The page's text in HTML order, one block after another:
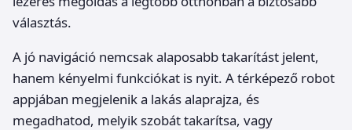
választás.
A jó navigáció nemcsak alaposabb takarítást jelent,
hanem kényelmi funkciókat is nyit. A térképező robot
appjában megjelenik a lakás alaprajza, és
megadhatod, melyik szobát takarítsa, vagy